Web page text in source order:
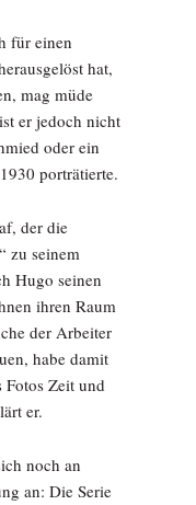
für einen
hat,
mag müde
er jedoch nicht
oder ein
porträtierte.
der die
zu seinem
Hugo seinen
ihren Raum
der Arbeiter
habe damit
Fotos Zeit und
er.
noch an
an: Die Serie